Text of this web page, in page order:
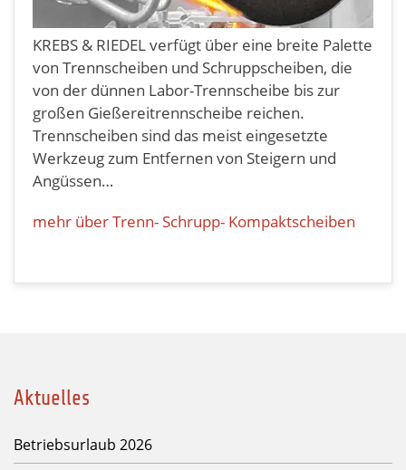
KREBS & RIEDEL verfügt über eine breite Palette
von Trennscheiben und Schruppscheiben, die
von der dünnen Labor-Trennscheibe bis zur
großen Gießereitrennscheibe reichen.
Trennscheiben sind das meist eingesetzte
Werkzeug zum Entfernen von Steigern und
Angüssen…
mehr über Trenn- Schrupp- Kompaktscheiben
Aktuelles
Betriebsurlaub 2026